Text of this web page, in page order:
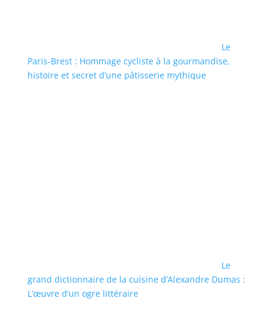
Le
Paris-Brest : Hommage cycliste à la gourmandise,
histoire et secret d’une pâtisserie mythique
Le
grand dictionnaire de la cuisine d’Alexandre Dumas :
L’œuvre d’un ogre littéraire